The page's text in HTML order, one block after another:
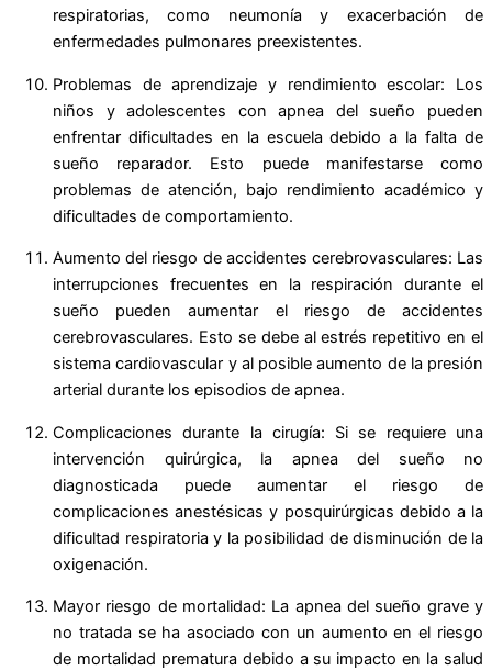
respiratorias, como neumonía y exacerbación de
enfermedades pulmonares preexistentes.
Problemas de aprendizaje y rendimiento escolar: Los
niños y adolescentes con apnea del sueño pueden
enfrentar dificultades en la escuela debido a la falta de
sueño reparador. Esto puede manifestarse como
problemas de atención, bajo rendimiento académico y
dificultades de comportamiento.
Aumento del riesgo de accidentes cerebrovasculares: Las
interrupciones frecuentes en la respiración durante el
sueño pueden aumentar el riesgo de accidentes
cerebrovasculares. Esto se debe al estrés repetitivo en el
sistema cardiovascular y al posible aumento de la presión
arterial durante los episodios de apnea.
Complicaciones durante la cirugía: Si se requiere una
intervención quirúrgica, la apnea del sueño no
diagnosticada puede aumentar el riesgo de
complicaciones anestésicas y posquirúrgicas debido a la
dificultad respiratoria y la posibilidad de disminución de la
oxigenación.
Mayor riesgo de mortalidad: La apnea del sueño grave y
no tratada se ha asociado con un aumento en el riesgo
de mortalidad prematura debido a su impacto en la salud